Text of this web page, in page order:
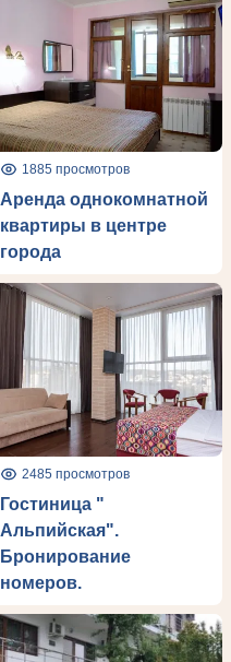
1885 просмотров
Аренда однокомнатной
квартиры в центре
города
2485 просмотров
Гостиница "
Альпийская".
Бронирование
номеров.